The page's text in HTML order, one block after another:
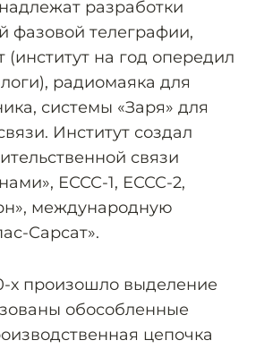
разработки
фазовой телеграфии,
(институт на год опередил
радиомаяка для
системы «Заря» для
Институт создал
связи
ЕССС-1, ЕССС-2,
международную
Сарсат».
х произошло выделение
обособленные
цепочка